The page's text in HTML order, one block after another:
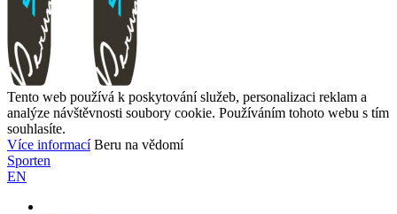
Tento web používá k poskytování služeb, personalizaci reklam a
analýze návštěvnosti soubory cookie. Používáním tohoto webu s tím
souhlasíte.
Více informací Beru na vědomí
Sporten
EN